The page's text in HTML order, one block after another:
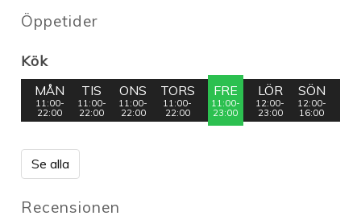
Öppetider
Kök
MÅN
11:00-
22:00
TIS
11:00-
22:00
ONS
11:00-
22:00
TORS
11:00-
22:00
FRE
11:00-
23:00
LÖR
12:00-
23:00
SÖN
12:00-
16:00
Se alla
Recensionen